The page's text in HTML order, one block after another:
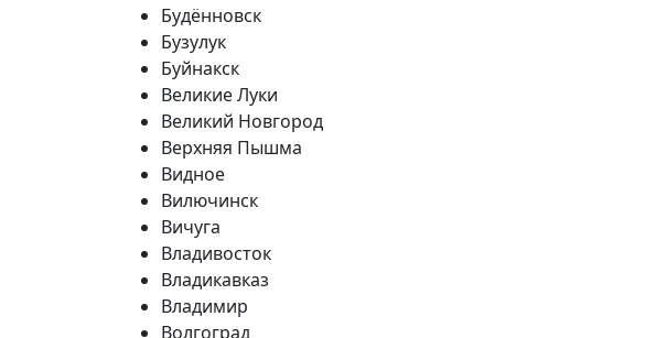
Будённовск
Бузулук
Буйнакск
Великие Луки
Великий Новгород
Верхняя Пышма
Видное
Вилючинск
Вичуга
Владивосток
Владикавказ
Владимир
Волгоград